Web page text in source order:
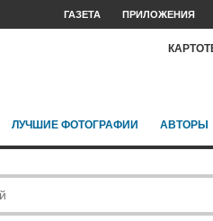
ГАЗЕТА ПРИЛОЖЕНИЯ
ЛУЧШИЕ ФОТОГРАФИИ АВТОРЫ